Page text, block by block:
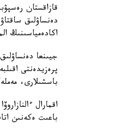
دەنساۋلىق
اكادەمياسىنىڭ
جيىنعا
پرەزيدەنتى
باسشىلارى،
اقمارال
باعىت ەكەنىن